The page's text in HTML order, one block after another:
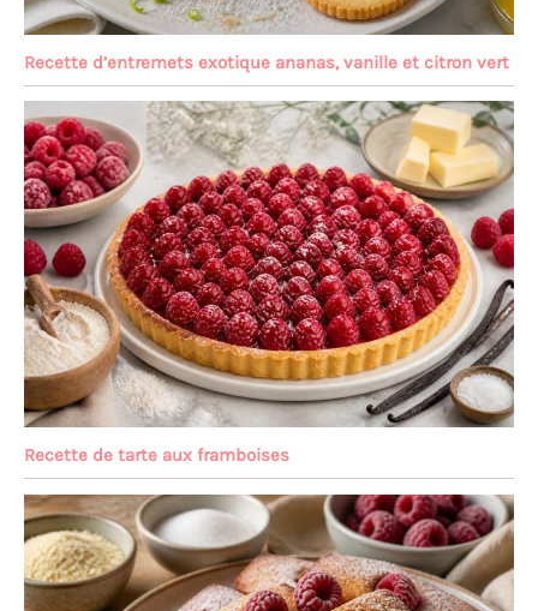
Recette d’entremets exotique ananas, vanille et citron vert
Recette de tarte aux framboises